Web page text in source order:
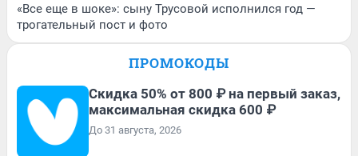
«Все еще в шоке»: сыну Трусовой исполнился год —
трогательный пост и фото
ПРОМОКОДЫ
Скидка 50% от 800 ₽ на первый заказ,
максимальная скидка 600 ₽
До 31 августа, 2026